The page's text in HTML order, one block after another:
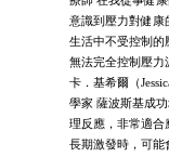
意識到壓力對健康
生活中不受控制的
無法完全控制壓
卡．基希爾（
學家 薩波斯基成
理反應，非常適合
長期激發時，可